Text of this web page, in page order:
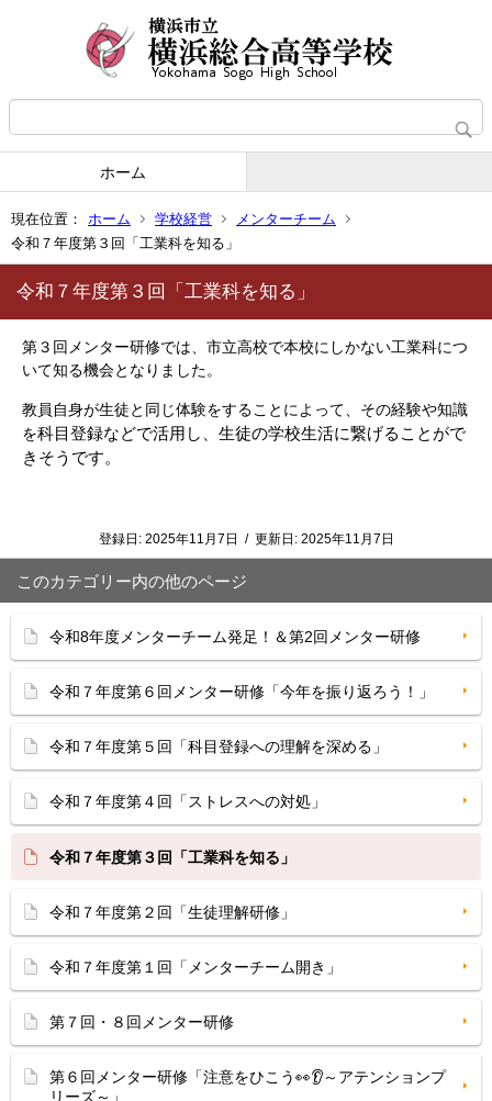
ホーム
現在位置： ホーム 学校経営
メンターチーム
令和７年度第３回「工業科を知る」
令和７年度第３回「工業科を知る」
第３回メンター研修では、市立高校で本校にしかない工業科につ
いて知る機会となりました。
教員自身が生徒と同じ体験をすることによって、その経験や知識
を科目登録などで活用し、生徒の学校生活に繋げることがで
きそうです。
登録日: 2025年11月7日 / 更新日: 2025年11月7日
このカテゴリー内の他のページ
令和8年度メンターチーム発足！＆第2回メンター研修
令和７年度第６回メンター研修「今年を振り返ろう！」
令和７年度第５回「科目登録への理解を深める」
令和７年度第４回「ストレスへの対処」
令和７年度第３回「工業科を知る」
令和７年度第２回「生徒理解研修」
令和７年度第１回「メンターチーム開き」
第７回・８回メンター研修
第６回メンター研修「注意をひこう👀👂～アテンションプ
リーズ～」